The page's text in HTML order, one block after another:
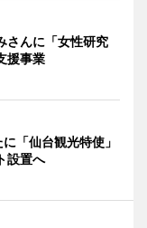
さんに「女性研究
援事業
「仙台観光特使」
設置へ